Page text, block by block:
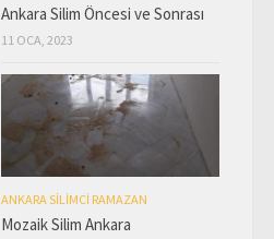
Ankara Silim Öncesi ve Sonrası
11 OCA, 2023
ANKARA SILIMCI RAMAZAN
Mozaik Silim Ankara